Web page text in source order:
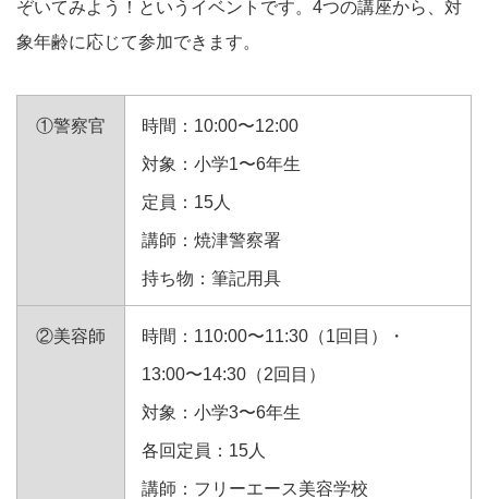
ぞいてみよう！というイベントです。4つの講座から、対
象年齢に応じて参加できます。
①警察官 時間：10:00〜12:00
対象：小学1〜6年生
定員：15人
講師：焼津警察署
持ち物：筆記用具
②美容師 時間：110:00〜11:30（1回目）・
13:00〜14:30（2回目）
対象：小学3〜6年生
各回定員：15人
講師：フリーエース美容学校